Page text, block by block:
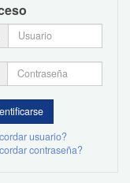
usuario?
contraseña?